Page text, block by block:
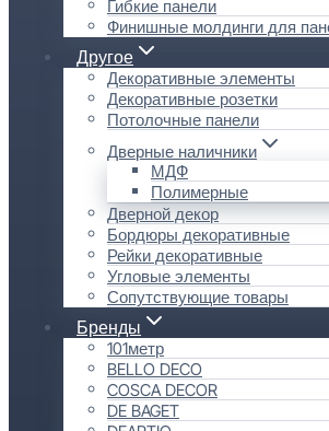
Гибкие панели
Финишные молдинги для
Другое
Декоративные элементы
Декоративные розетки
Потолочные панели
Дверные наличники
МДФ
Полимерные
Дверной декор
Бордюры декоративные
Рейки декоративные
Угловые элементы
Сопутствующие товары
Бренды
101метр
BELLO DECO
COSCA DECOR
DE BAGET